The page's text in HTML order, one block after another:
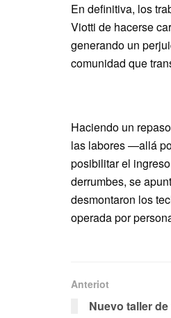
En definitiva, los
Viotti de hacerse
generando un
comunidad que
Haciendo un
las labores —allá
posibilitar el
derrumbes, se
desmontaron los
operada por
Anteriot
Nuevo taller